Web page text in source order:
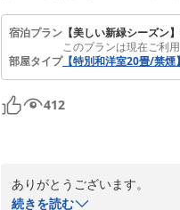
宿泊プラン 【美しい新緑シーズン
このプランは現在ご利
部屋タイプ【特別和洋室20畳/禁
412
ありがとうございます。
お客様に返信させていただき
続きを読む